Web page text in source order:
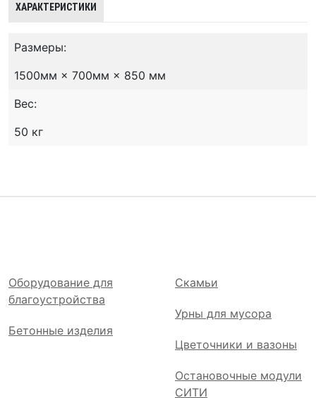
ХАРАКТЕРИСТИКИ
Размеры:
1500мм × 700мм × 850 мм
Вес:
50 кг
Оборудование для
благоустройства
Бетонные изделия
Скамьи
Урны для мусора
Цветочники и вазоны
Остановочные модули
СИТИ